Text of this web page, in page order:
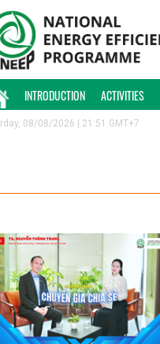
INTRODUCTION ACTIVITIES
08/08/2026 | 21:51 GMT+7